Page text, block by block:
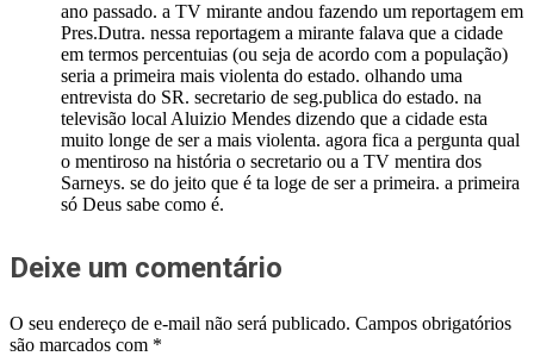
ano passado. a TV mirante andou fazendo um reportagem em
Pres.Dutra. nessa reportagem a mirante falava que a cidade
em termos percentuias (ou seja de acordo com a população)
seria a primeira mais violenta do estado. olhando uma
entrevista do SR. secretario de seg.publica do estado. na
televisão local Aluizio Mendes dizendo que a cidade esta
muito longe de ser a mais violenta. agora fica a pergunta qual
o mentiroso na história o secretario ou a TV mentira dos
Sarneys. se do jeito que é ta loge de ser a primeira. a primeira
só Deus sabe como é.
Deixe um comentário
O seu endereço de e-mail não será publicado. Campos obrigatórios
são marcados com *